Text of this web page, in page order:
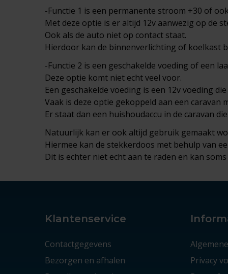
-Functie 1 is een permanente stroom +30 of
Met deze optie is er altijd 12v aanwezig op de
Ook als de auto niet op contact staat.
Hierdoor kan de binnenverlichting of koelkast
-Functie 2 is een geschakelde voeding of een
Deze optie komt niet echt veel voor.
Een geschakelde voeding is een 12v voeding
Vaak is deze optie gekoppeld aan een caravan
Er staat dan een huishoudaccu in de caravan
Natuurlijk kan er ook altijd gebruik gemaakt
Hiermee kan de stekkerdoos met behulp van
Dit is echter niet echt aan te raden en kan
Klantenservice
Contactgegevens
Bezorgen en afhalen
Privacy